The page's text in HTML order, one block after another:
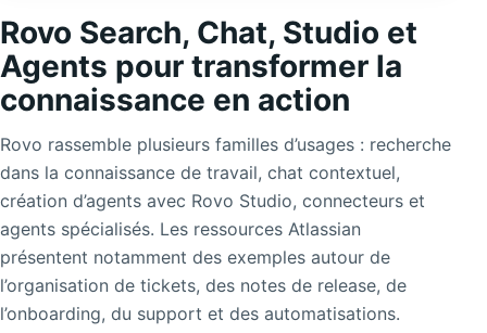
Rovo Search, Chat, Studio et
Agents pour transformer la
connaissance en action
Rovo rassemble plusieurs familles d’usages : recherche
dans la connaissance de travail, chat contextuel,
création d’agents avec Rovo Studio, connecteurs et
agents spécialisés. Les ressources Atlassian
présentent notamment des exemples autour de
l’organisation de tickets, des notes de release, de
l’onboarding, du support et des automatisations.